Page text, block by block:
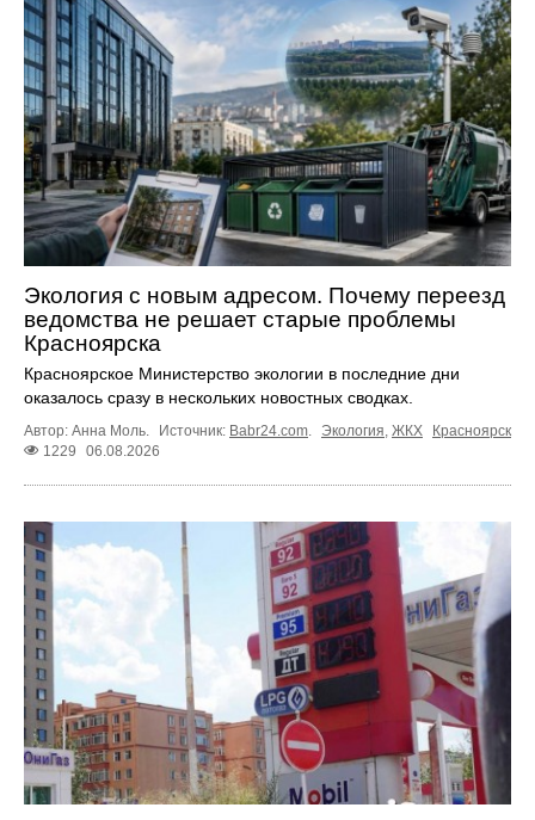
Экология с новым адресом. Почему переезд
ведомства не решает старые проблемы
Красноярска
Красноярское Министерство экологии в последние дни
оказалось сразу в нескольких новостных сводках.
Автор: Анна Моль. Источник: Babr24.com. Экология, ЖКХ
Красноярск
1229
06.08.2026